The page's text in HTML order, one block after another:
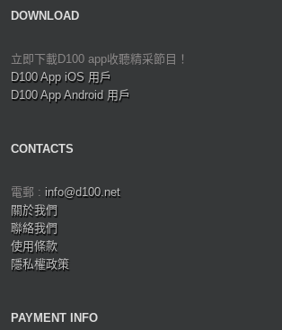
DOWNLOAD
立即下載D100 app收聽精采節目！
D100 App iOS 用戶
D100 App Android 用戶
CONTACTS
電郵 : info@d100.net
關於我們
聯絡我們
使用條款
隱私權政策
PAYMENT INFO